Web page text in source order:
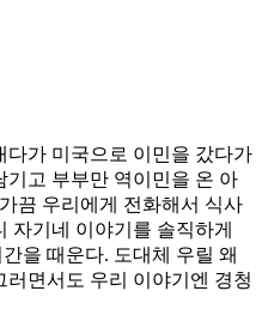
다가 미국으로 이민을 갔다가
기고 부부만 역이민을 온 아
끔 우리에게 전화해서 식사
자기네 이야기를 솔직하게
을 때운다. 도대체 우릴 왜
면서도 우리 이야기엔 경청